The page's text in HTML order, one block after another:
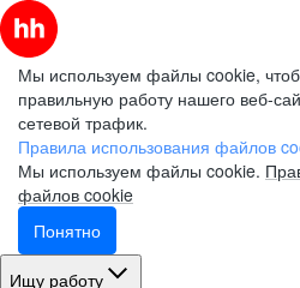
Мы используем файлы cookie,
правильную работу нашего веб-
сетевой трафик.
Правила использования файлов
Мы используем файлы cookie.
файлов cookie
Понятно
Ищу работу